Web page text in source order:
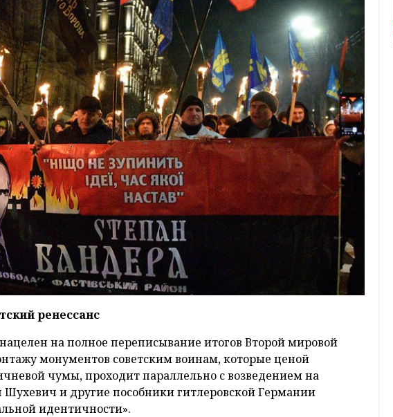
ренессанс
на полное переписывание итогов Второй мировой
монументов советским воинам, которые ценой
чумы, проходит параллельно с возведением на
и другие пособники гитлеровской Германии
идентичности».